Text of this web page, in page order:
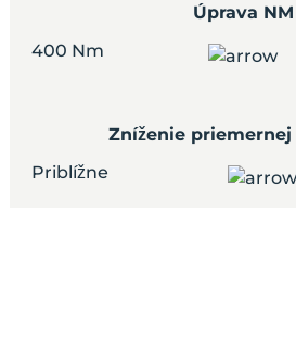
Úprava NM
400 Nm
Zníženie
Priblížne